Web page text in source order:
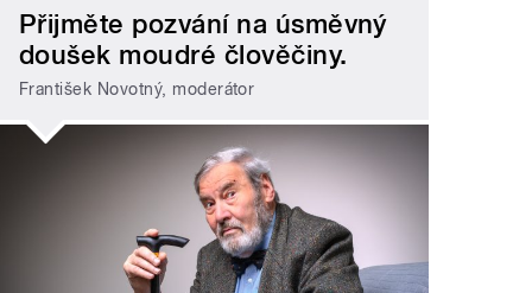
Přijměte pozvání na úsměvný
doušek moudré člověčiny.
František Novotný, moderátor